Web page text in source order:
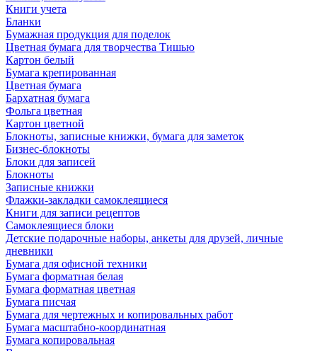
Книги учета
Бланки
Бумажная продукция для поделок
Цветная бумага для творчества Тишью
Картон белый
Бумага крепированная
Цветная бумага
Бархатная бумага
Фольга цветная
Картон цветной
Блокноты, записные книжки, бумага для заметок
Бизнес-блокноты
Блоки для записей
Блокноты
Записные книжки
Флажки-закладки самоклеящиеся
Книги для записи рецептов
Самоклеящиеся блоки
Детские подарочные наборы, анкеты для друзей, личные
дневники
Бумага для офисной техники
Бумага форматная белая
Бумага форматная цветная
Бумага писчая
Бумага для чертежных и копировальных работ
Бумага масштабно-координатная
Бумага копировальная